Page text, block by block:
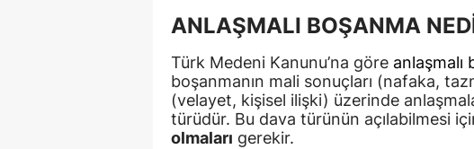
ANLAŞMALI BOŞANMA
Türk Medeni Kanunu’na göre anlaşmalı
boşanmanın mali sonuçları (nafaka,
(velayet, kişisel ilişki) üzerinde
türüdür. Bu dava türünün açılabilmesi
olmaları gerekir.